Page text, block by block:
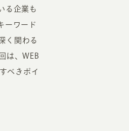
略会議
稿を執筆
る企業も
ーワード
く関わる
は、WEB
べきポイ